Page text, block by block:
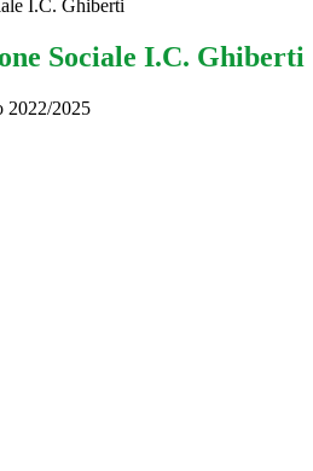
I.C. Ghiberti
Sociale I.C. Ghiberti
2022/2025